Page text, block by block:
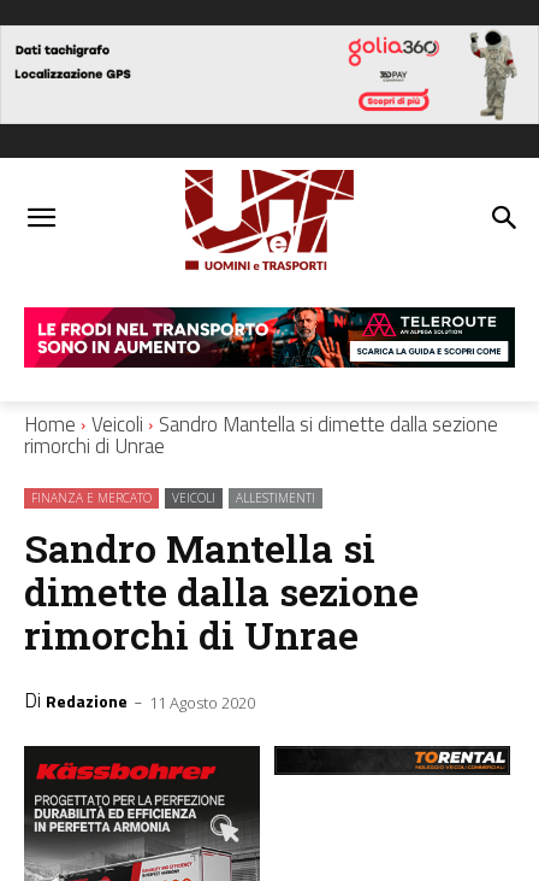
Home Veicoli Sandro Mantella si dimette dalla sezione
rimorchi di Unrae
FINANZA E MERCATO VEICOLI ALLESTIMENTI
Sandro Mantella si
dimette dalla sezione
rimorchi di Unrae
Di Redazione - 11 Agosto 2020